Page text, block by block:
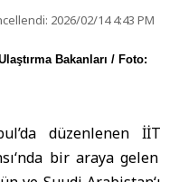
2026/02/14 4:43 PM
Bakanları / Foto:
düzenlenen İİT
‘nda bir araya gelen